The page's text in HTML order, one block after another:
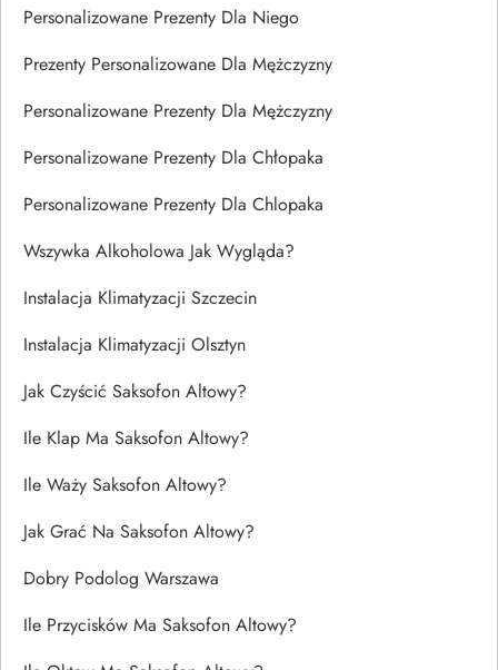
Personalizowane Prezenty Dla Niego
Prezenty Personalizowane Dla Mężczyzny
Personalizowane Prezenty Dla Mężczyzny
Personalizowane Prezenty Dla Chłopaka
Personalizowane Prezenty Dla Chlopaka
Wszywka Alkoholowa Jak Wygląda?
Instalacja Klimatyzacji Szczecin
Instalacja Klimatyzacji Olsztyn
Jak Czyścić Saksofon Altowy?
Ile Klap Ma Saksofon Altowy?
Ile Waży Saksofon Altowy?
Jak Grać Na Saksofon Altowy?
Dobry Podolog Warszawa
Ile Przycisków Ma Saksofon Altowy?